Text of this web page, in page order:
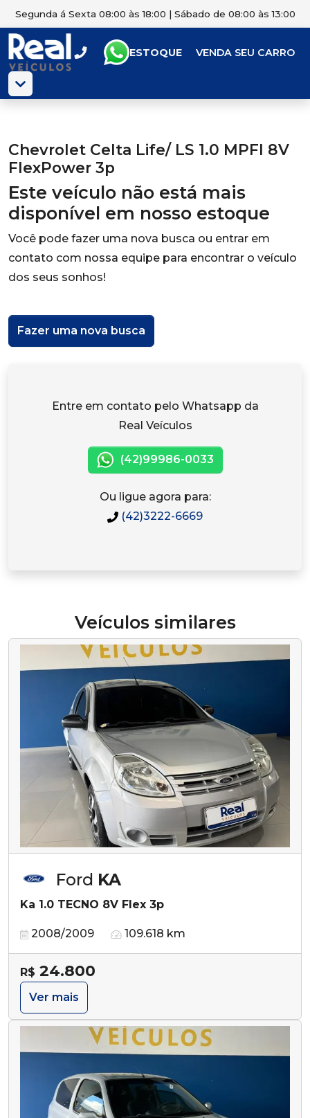
Segunda á Sexta 08:00 às 18:00 | Sábado de 08:00 às 13:00
ESTOQUE VENDA SEU CARRO
Chevrolet Celta Life/ LS 1.0 MPFI 8V
FlexPower 3p
Este veículo não está mais
disponível em nosso estoque
Você pode fazer uma nova busca ou entrar em
contato com nossa equipe para encontrar o veículo
dos seus sonhos!
Fazer uma nova busca
Entre em contato pelo Whatsapp da
Real Veículos
(42)99986-0033
Ou ligue agora para:
(42)3222-6669
Veículos similares
Ford KA
Ka 1.0 TECNO 8V Flex 3p
2008/2009 109.618 km
R$ 24.800
Ver mais